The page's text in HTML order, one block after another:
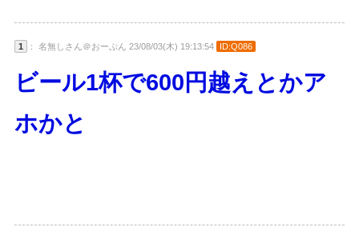
1 ： 名無しさん＠おーぷん 23/08/03(木) 19:13:54 ID:Q086
ビール1杯で600円越えとかア
ホかと